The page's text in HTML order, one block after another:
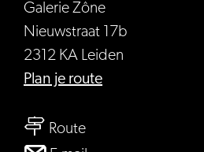
Galerie Zône
Nieuwstraat 17b
2312 KA Leiden
Plan je routenaar
Routenaar